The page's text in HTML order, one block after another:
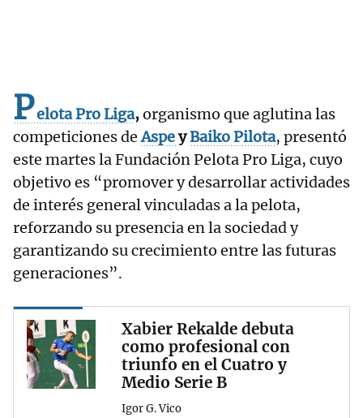
PelotaProLiga,organismo que aglutina las
competiciones deAspeyBaiko Pilota, presentó
este martes la Fundación Pelota Pro Liga, cuyo
objetivo es “promover y desarrollar actividades
de interés general vinculadas a la pelota,
reforzando su presencia en la sociedad y
garantizando su crecimiento entre las futuras
generaciones”.
Xabier Rekalde debuta
como profesional con
triunfo en el Cuatro y
Medio Serie B
Igor G. Vico